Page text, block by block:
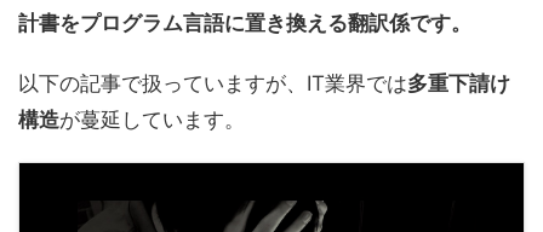
計書をプログラム言語に置き換える翻訳係です。
以下の記事で扱っていますが、IT業界では多重下請け
構造が蔓延しています。